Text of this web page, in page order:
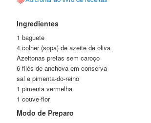
Ingredientes
1 baguete
4 colher (sopa) de azeite de oliva
Azeitonas pretas sem caroço
6 filés de anchova em conserva
sal e pimenta-do-reino
1 pimenta vermelha
1 couve-flor
Modo de Preparo